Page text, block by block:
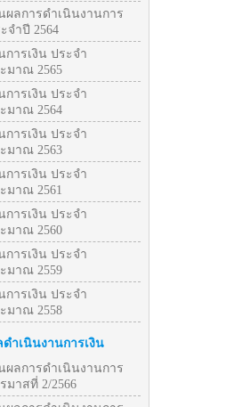
ผลการดำเนินงานการ
จำปี 2564
การเงิน ประจำ
มาณ 2565
การเงิน ประจำ
มาณ 2564
การเงิน ประจำ
มาณ 2563
การเงิน ประจำ
มาณ 2561
การเงิน ประจำ
มาณ 2560
การเงิน ประจำ
มาณ 2559
การเงิน ประจำ
มาณ 2558
ำเนินงานการเงิน
ผลการดำเนินงานการ
มาสที่ 2/2566